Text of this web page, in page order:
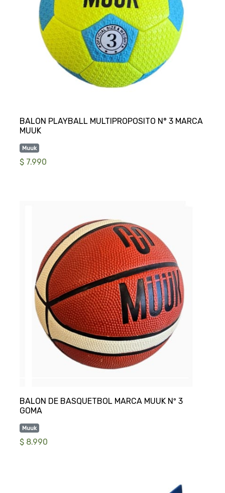
BALON PLAYBALL MULTIPROPOSITO N° 3 MARCA
Muuk
$ 7.990
BALON DE BASQUETBOL MARCA MUUK Nº 3
Muuk
$ 8.990